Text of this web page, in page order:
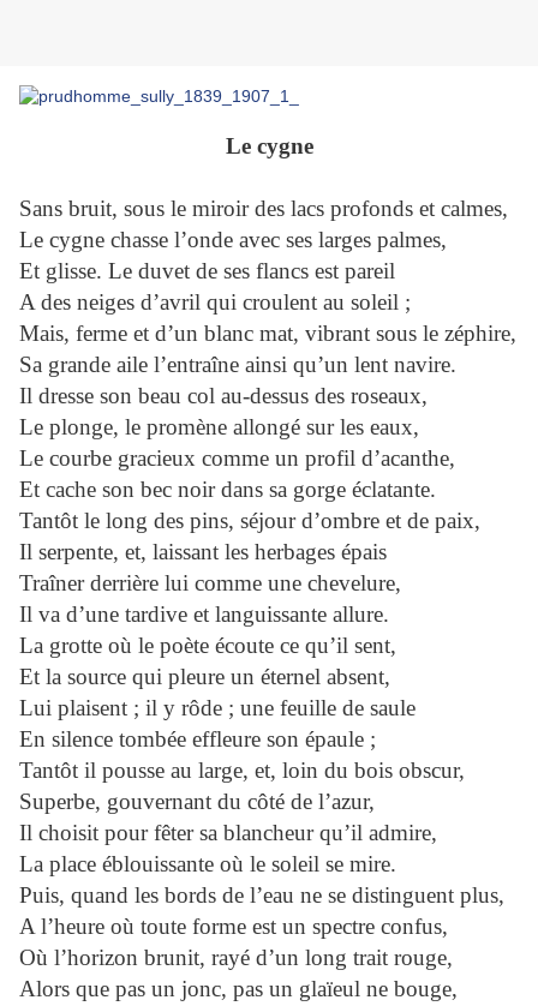
Le cygne
Sans bruit, sous le miroir des lacs profonds et calmes,
Le cygne chasse l’onde avec ses larges palmes,
Et glisse. Le duvet de ses flancs est pareil
A des neiges d’avril qui croulent au soleil ;
Mais, ferme et d’un blanc mat, vibrant sous le zéphire,
Sa grande aile l’entraîne ainsi qu’un lent navire.
Il dresse son beau col au-dessus des roseaux,
Le plonge, le promène allongé sur les eaux,
Le courbe gracieux comme un profil d’acanthe,
Et cache son bec noir dans sa gorge éclatante.
Tantôt le long des pins, séjour d’ombre et de paix,
Il serpente, et, laissant les herbages épais
Traîner derrière lui comme une chevelure,
Il va d’une tardive et languissante allure.
La grotte où le poète écoute ce qu’il sent,
Et la source qui pleure un éternel absent,
Lui plaisent ; il y rôde ; une feuille de saule
En silence tombée effleure son épaule ;
Tantôt il pousse au large, et, loin du bois obscur,
Superbe, gouvernant du côté de l’azur,
Il choisit pour fêter sa blancheur qu’il admire,
La place éblouissante où le soleil se mire.
Puis, quand les bords de l’eau ne se distinguent plus,
A l’heure où toute forme est un spectre confus,
Où l’horizon brunit, rayé d’un long trait rouge,
Alors que pas un jonc, pas un glaïeul ne bouge,